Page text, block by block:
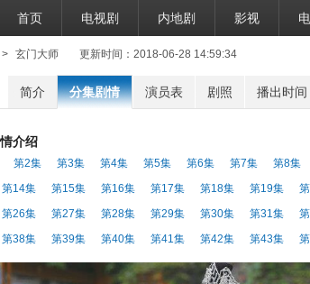
首页 电视剧 内地剧 影视
> 玄门大师 更新时间：2018-06-28 14:59:34
简介 分集剧情 演员表 剧照 播出时间
介绍
第2集 第3集 第4集 第5集 第6集 第7集 第8集
第14集 第15集 第16集 第17集 第18集 第19集
第26集 第27集 第28集 第29集 第30集 第31集
第38集 第39集 第40集 第41集 第42集 第43集